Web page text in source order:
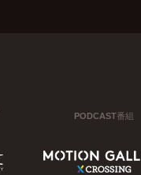
PODCAST番組